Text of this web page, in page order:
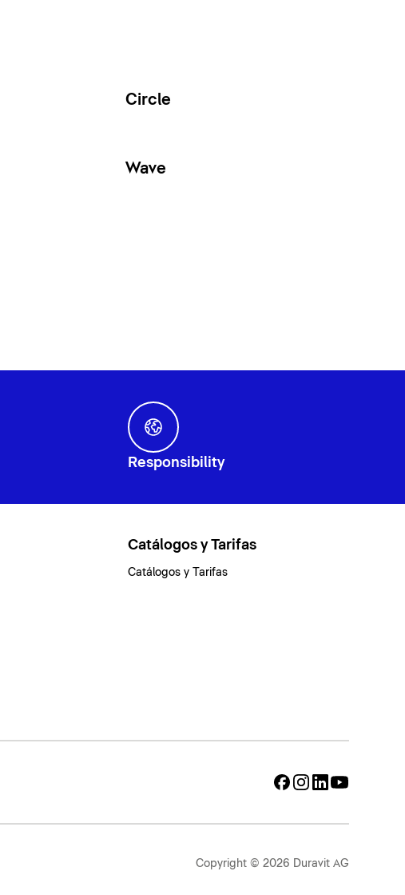
Circle
Wave
Responsibility
Catálogos y Tarifas
Catálogos y Tarifas
Copyright © 2026 Duravit AG